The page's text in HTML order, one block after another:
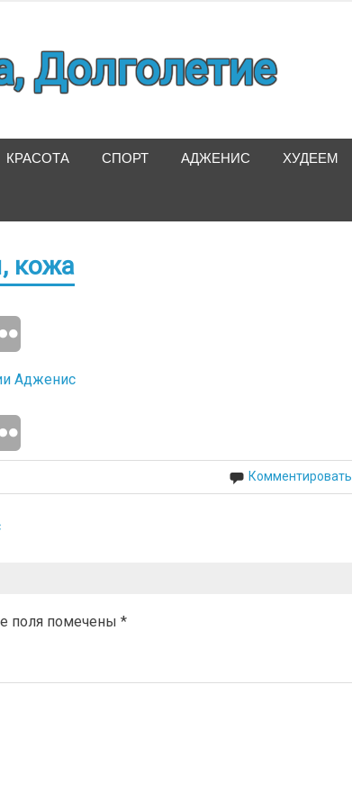
Долголетие
КРАСОТА СПОРТ АДЖЕНИС ХУДЕЕМ
кожа
Комментировать
поля помечены *